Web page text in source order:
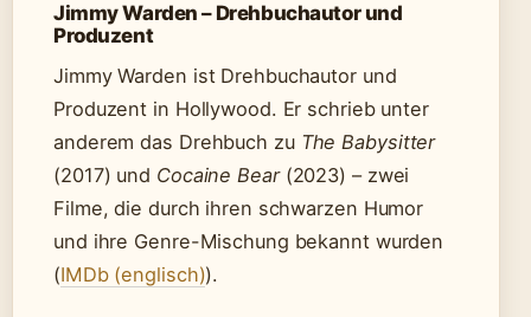
Jimmy Warden – Drehbuchautor und
Produzent
Jimmy Warden ist Drehbuchautor und
Produzent in Hollywood. Er schrieb unter
anderem das Drehbuch zu The Babysitter
(2017) und Cocaine Bear(2023) – zwei
Filme, die durch ihren schwarzen Humor
und ihre Genre-Mischung bekannt wurden
(IMDb (englisch)).